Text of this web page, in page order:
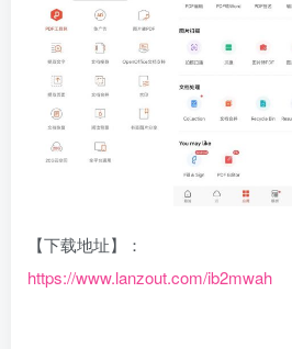
【下载地址】：
https://www.lanzout.com/ib2mwah